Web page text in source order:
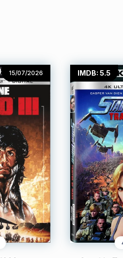
15/07/2026 IMDB: 5.5